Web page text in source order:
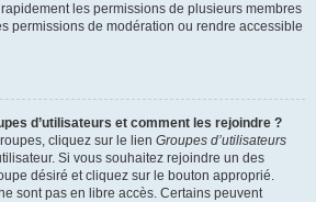
les permissions de plusieurs membres
permissions de modération ou rendre accessible
d’utilisateurs et comment les rejoindre ?
cliquez sur le lien Groupes d’utilisateurs
Si vous souhaitez rejoindre un des
désiré et cliquez sur le bouton approprié.
sont pas en libre accès. Certains peuvent